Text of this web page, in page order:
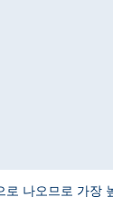
로 나오므로 가장